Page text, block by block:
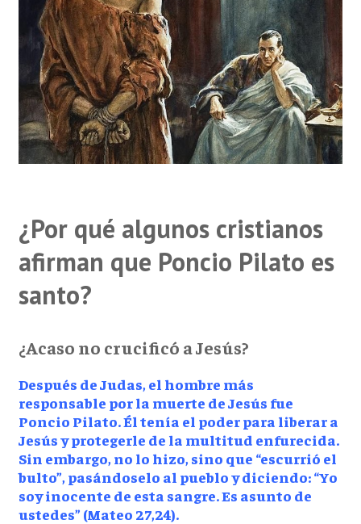
¿Por qué algunos cristianos
afirman que Poncio Pilato es
santo?
¿Acaso no crucificó a Jesús?
Después de Judas, el hombre más
responsable por la muerte de Jesús fue
Poncio Pilato. Él tenía el poder para liberar a
Jesús y protegerle de la multitud enfurecida.
Sin embargo, no lo hizo, sino que “escurrió el
bulto”, pasándoselo al pueblo y diciendo: “Yo
soy inocente de esta sangre. Es asunto de
ustedes” (Mateo 27,24).